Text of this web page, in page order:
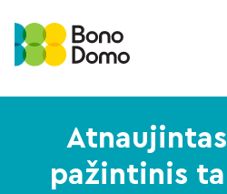
pažintinis